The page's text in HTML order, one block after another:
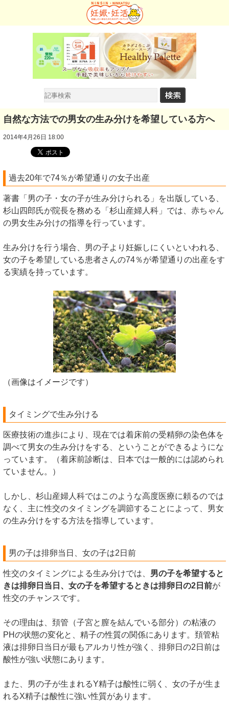
自然な方法での男女の生み分けを希望している方へ
2014年4月26日 18:00
過去20年で74％が希望通りの女子出産
著書「男の子・女の子が生み分けられる」を出版している、
杉山四郎氏が院長を務める「杉山産婦人科」では、赤ちゃん
の男女生み分けの指導を行っています。
生み分けを行う場合、男の子より妊娠しにくいといわれる、
女の子を希望している患者さんの74％が希望通りの出産をす
る実績を持っています。
（画像はイメージです）
タイミングで生み分ける
医療技術の進歩により、現在では着床前の受精卵の染色体を
調べて男女の生み分けをする、ということができるようにな
っています。（着床前診断は、日本では一般的には認められ
ていません。）
しかし、杉山産婦人科ではこのような高度医療に頼るのでは
なく、主に性交のタイミングを調節することによって、男女
の生み分けをする方法を指導しています。
男の子は排卵当日、女の子は2日前
性交のタイミングによる生み分けでは、 男の子を希望すると
きは排卵日当日、女の子を希望するときは排卵日の2日前が
性交のチャンスです。
その理由は、頚管（子宮と膣を結んでいる部分）の粘液の
PHの状態の変化と、精子の性質の関係にあります。頚管粘
液は排卵日当日が最もアルカリ性が強く、排卵日の2日前は
酸性が強い状態にあります。
また、男の子が生まれるY精子は酸性に弱く、女の子が生ま
れるX精子は酸性に強い性質があります。